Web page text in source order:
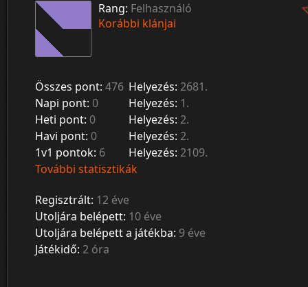
Rang: Felhasználó
Korábbi klánjai
Összes pont: 476 Helyezés: 2681.
Napi pont: 0 Helyezés: 1.
Heti pont: 0 Helyezés: 2.
Havi pont: 0 Helyezés: 2.
1v1 pontok: 6 Helyezés: 2109.
További statisztikák
Regisztrált: 12 éve
Utoljára belépett: 10 éve
Utoljára belépett a játékba: 9 éve
Játékidő: 2 óra